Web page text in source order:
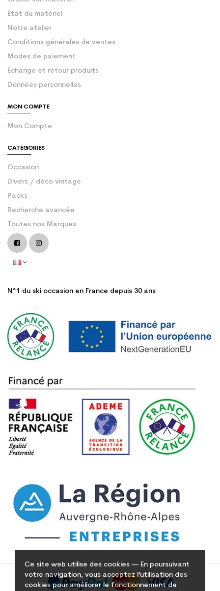
Ce site web utilise des cookies — En poursuivant
votre navigation, vous acceptez l'utilisation des
cookies pour améliorer le fonctionnement de
État du matériel
Notre atelier
Conditions générales de ventes
Modes de paiement
Échange et retour produits
Données personnelles
MON COMPTE
Mon Compte
CATÉGORIES
Occasion
Divers / déco vintage
Packs
Recherche avancée
Toutes nos Marques
N°1 du ski occasion en France depuis 30 ans